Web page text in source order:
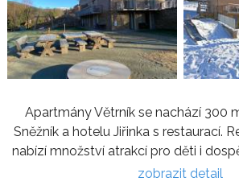
Apartmány Větrník se nachází 300
Sněžník a hotelu Jiřinka s restaurací.
nabízí množství atrakcí pro děti i
zobrazit detail